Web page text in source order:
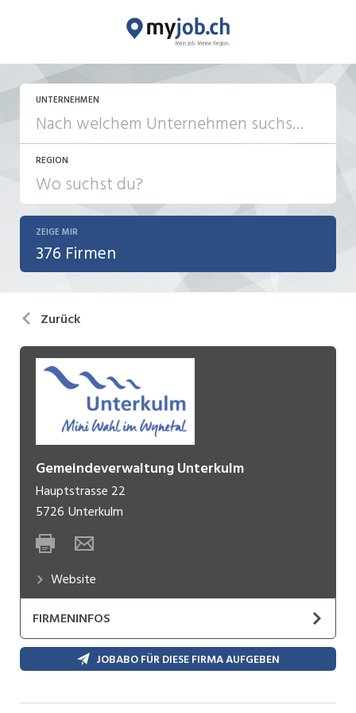
UNTERNEHMEN
REGION
ZEIGE MIR
376 Firmen
Zurück
Gemeindeverwaltung Unterkulm
Hauptstrasse 22
5726 Unterkulm
Website
FIRMENINFOS
Unser Dorf konnte im Jahre 1995 sein 950-jähriges
Bestehen feiern. Im Jahre 1045 tauchte die
JOBABO FÜR DIESE FIRMA AUFGEBEN